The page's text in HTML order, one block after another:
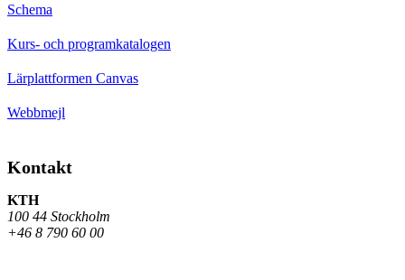
Schema
Kurs- och programkatalogen
Lärplattformen Canvas
Webbmejl
Kontakt
KTH
100 44 Stockholm
+46 8 790 60 00